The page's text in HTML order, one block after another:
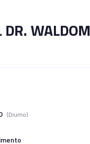
(Diurno)